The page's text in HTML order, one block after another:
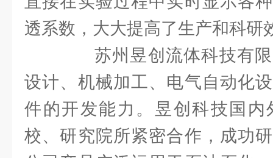
透系数，大大提高了生产和科研
苏州昱创流体科技有限
设计、机械加工、电气自动化
件的开发能力。昱创科技国内
校、研究院所紧密合作，成功